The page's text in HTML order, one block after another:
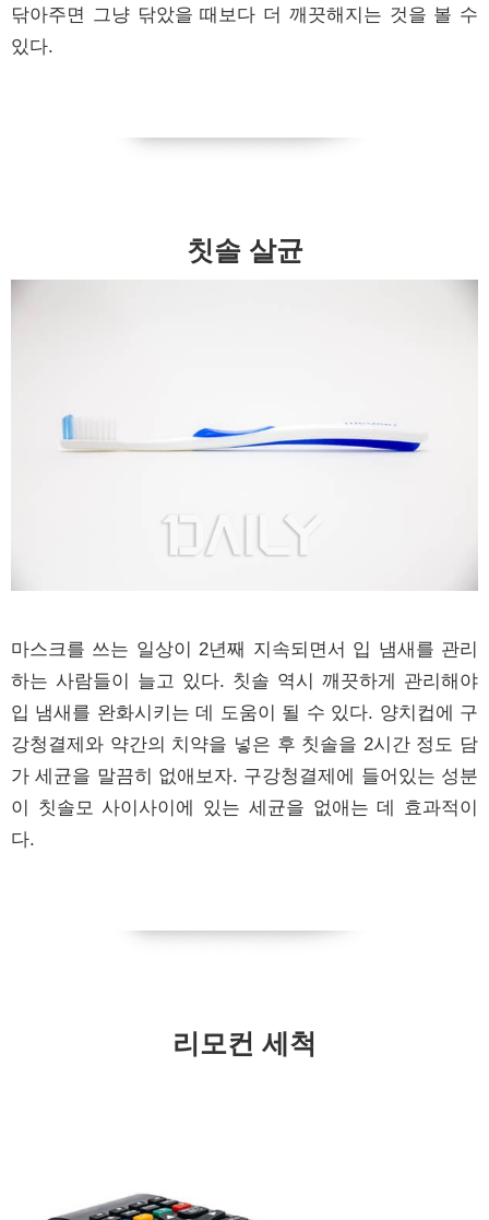
닦아주면 그냥 닦았을 때보다 더 깨끗해지는 것을 볼 수
있다.
칫솔 살균
마스크를 쓰는 일상이 2년째 지속되면서 입 냄새를 관리
하는 사람들이 늘고 있다. 칫솔 역시 깨끗하게 관리해야
입 냄새를 완화시키는 데 도움이 될 수 있다. 양치컵에 구
강청결제와 약간의 치약을 넣은 후 칫솔을 2시간 정도 담
가 세균을 말끔히 없애보자. 구강청결제에 들어있는 성분
이 칫솔모 사이사이에 있는 세균을 없애는 데 효과적이
다.
리모컨 세척